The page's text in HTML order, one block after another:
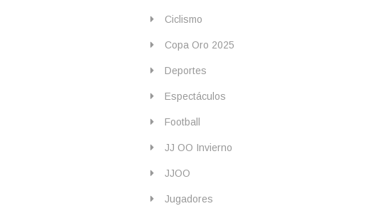
Ciclismo
Copa Oro 2025
Deportes
Espectáculos
Football
JJ OO Invierno
JJOO
Jugadores